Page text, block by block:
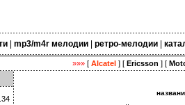
| mp3/m4r мелодии| ретро-мелодии|
»»»[ Alcatel] [ Ericsson ] [